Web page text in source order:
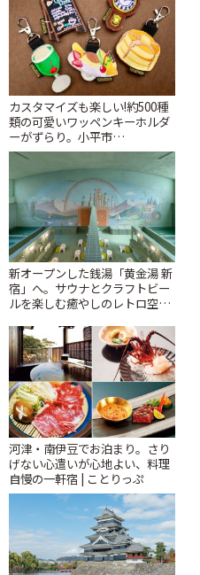
カスタマイズも楽しい!約500種
類の可愛いワッペンキーホルダ
ーがずらり。小平市
「Kimamaya T&K」 | ことりっ
新オープンした銭湯「黄金湯 新
宿」へ。サウナとクラフトビー
ルを楽しむ癒やしのレトロ空間
河津・南伊豆でお泊まり。さり
げない心遣いが心地よい、料理
自慢の一軒宿 | ことりっぷ